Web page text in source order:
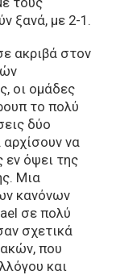
ξανά, με 2-1.
ακριβά στον
οι ομάδες
το πολύ
δύο
να
εν όψει της
Μια
κανόνων
σε πολύ
σχετικά
που
και